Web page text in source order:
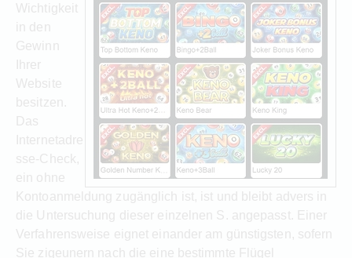
Wichtigkeit
in den
Gewinn
Ihrer
Website
besitzen.
Das
Internetadre
sse-Check,
ein ohne
Kontoanmeldung zugänglich ist, ist und bleibt advers in
die Untersuchung dieser einzelnen S. angepasst. Einer
Verfahrensweise eignet einander am günstigsten, sofern
Sie zigeunern nach die eine bestimmte Flügel